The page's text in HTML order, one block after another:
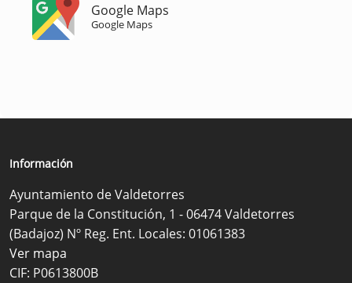
Google Maps
Google Maps
Información
Ayuntamiento de Valdetorres
Parque de la Constitución, 1 - 06474 Valdetorres
(Badajoz) Nº Reg. Ent. Locales: 01061383
Ver mapa
CIF: P0613800B